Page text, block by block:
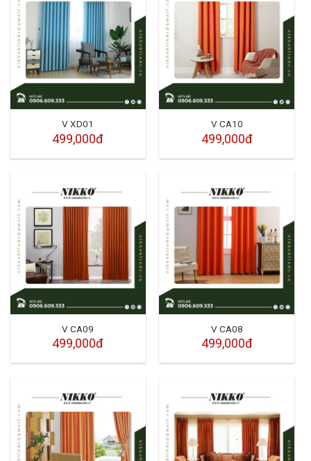
V XD01
499,000đ
V CA10
499,000đ
V CA09
499,000đ
V CA08
499,000đ